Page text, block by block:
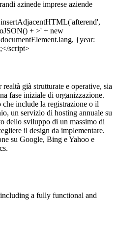
già strutturate e operative, sia
fase iniziale di organizzazione.
include la registrazione o il
un servizio di hosting annuale su
dello sviluppo di un massimo di
il design da implementare.
su Google, Bing e Yahoo e
a fully functional and